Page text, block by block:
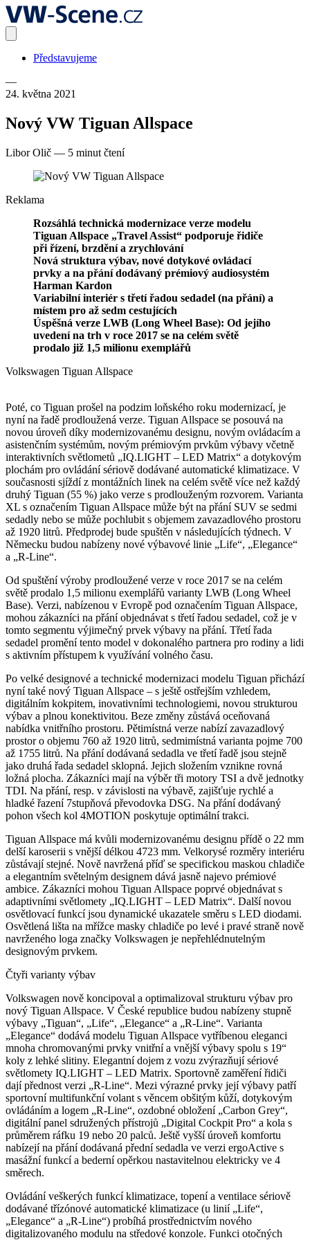
Představujeme
—
24. května 2021
Nový VW Tiguan Allspace
Libor Olič — 5 minut čtení
Reklama
Rozsáhlá technická modernizace verze modelu
Tiguan Allspace „Travel Assist“ podporuje řidiče
při řízení, brzdění a zrychlování
Nová struktura výbav, nové dotykové ovládací
prvky a na přání dodávaný prémiový audiosystém
Harman Kardon
Variabilní interiér s třetí řadou sedadel (na přání) a
místem pro až sedm cestujících
Úspěšná verze LWB (Long Wheel Base): Od jejího
uvedení na trh v roce 2017 se na celém světě
prodalo již 1,5 milionu exemplářů
Volkswagen Tiguan Allspace
​​​​​​​Poté, co Tiguan prošel na podzim loňského roku modernizací, je
nyní na řadě prodloužená verze. Tiguan Allspace se posouvá na
novou úroveň díky modernizovanému designu, novým ovládacím a
asistenčním systémům, novým prémiovým prvkům výbavy včetně
interaktivních světlometů „IQ.LIGHT – LED Matrix“ a dotykovým
plochám pro ovládání sériově dodávané automatické klimatizace. V
současnosti sjíždí z montážních linek na celém světě více než každý
druhý Tiguan (55 %) jako verze s prodlouženým rozvorem. Varianta
XL s označením Tiguan Allspace může být na přání SUV se sedmi
sedadly nebo se může pochlubit s objemem zavazadlového prostoru
až 1920 litrů. Předprodej bude spuštěn v následujících týdnech. V
Německu budou nabízeny nové výbavové linie „Life“, „Elegance“
a „R-Line“.
Od spuštění výroby prodloužené verze v roce 2017 se na celém
světě prodalo 1,5 milionu exemplářů varianty LWB (Long Wheel
Base). Verzi, nabízenou v Evropě pod označením Tiguan Allspace,
mohou zákazníci na přání objednávat s třetí řadou sedadel, což je v
tomto segmentu výjimečný prvek výbavy na přání. Třetí řada
sedadel promění tento model v dokonalého partnera pro rodiny a lidi
s aktivním přístupem k využívání volného času.
Po velké designové a technické modernizaci modelu Tiguan přichází
nyní také nový Tiguan Allspace – s ještě ostřejším vzhledem,
digitálním kokpitem, inovativními technologiemi, novou strukturou
výbav a plnou konektivitou. Beze změny zůstává oceňovaná
nabídka vnitřního prostoru. Pětimístná verze nabízí zavazadlový
prostor o objemu 760 až 1920 litrů, sedmimístná varianta pojme 700
až 1755 litrů. Na přání dodávaná sedadla ve třetí řadě jsou stejně
jako druhá řada sedadel sklopná. Jejich složením vznikne rovná
ložná plocha. Zákazníci mají na výběr tři motory TSI a dvě jednotky
TDI. Na přání, resp. v závislosti na výbavě, zajišťuje rychlé a
hladké řazení 7stupňová převodovka DSG. Na přání dodávaný
pohon všech kol 4MOTION poskytuje optimální trakci.
Tiguan Allspace má kvůli modernizovanému designu přídě o 22 mm
delší karoserii s vnější délkou 4723 mm. Velkorysé rozměry interiéru
zůstávají stejné. Nově navržená příď se specifickou maskou chladiče
a elegantním světelným designem dává jasně najevo prémiové
ambice. Zákazníci mohou Tiguan Allspace poprvé objednávat s
adaptivními světlomety „IQ.LIGHT – LED Matrix“. Další novou
osvětlovací funkcí jsou dynamické ukazatele směru s LED diodami.
Osvětlená lišta na mřížce masky chladiče po levé i pravé straně nově
navrženého loga značky Volkswagen je nepřehlédnutelným
designovým prvkem.
Čtyři varianty výbav
Volkswagen nově koncipoval a optimalizoval strukturu výbav pro
nový Tiguan Allspace. V České republice budou nabízeny stupně
výbavy „Tiguan“, „Life“, „Elegance“ a „R-Line“. Varianta
„Elegance“ dodává modelu Tiguan Allspace vytříbenou eleganci
mnoha chromovanými prvky vnitřní a vnější výbavy spolu s 19“
koly z lehké slitiny. Elegantní dojem z vozu zvýrazňují sériové
světlomety IQ.LIGHT – LED Matrix. Sportovně zaměření řidiči
dají přednost verzi „R-Line“. Mezi výrazné prvky její výbavy patří
sportovní multifunkční volant s věncem obšitým kůží, dotykovým
ovládáním a logem „R-Line“, ozdobné obložení „Carbon Grey“,
digitální panel sdružených přístrojů „Digital Cockpit Pro“ a kola s
průměrem ráfku 19 nebo 20 palců. Ještě vyšší úroveň komfortu
nabízejí na přání dodávaná přední sedadla ve verzi ergoActive s
masážní funkcí a bederní opěrkou nastavitelnou elektricky ve 4
směrech.
Ovládání veškerých funkcí klimatizace, topení a ventilace sériově
dodávané třízónové automatické klimatizace (u linií „Life“,
„Elegance“ a „R-Line“) probíhá prostřednictvím nového
digitalizovaného modulu na středové konzole. Funkci otočných